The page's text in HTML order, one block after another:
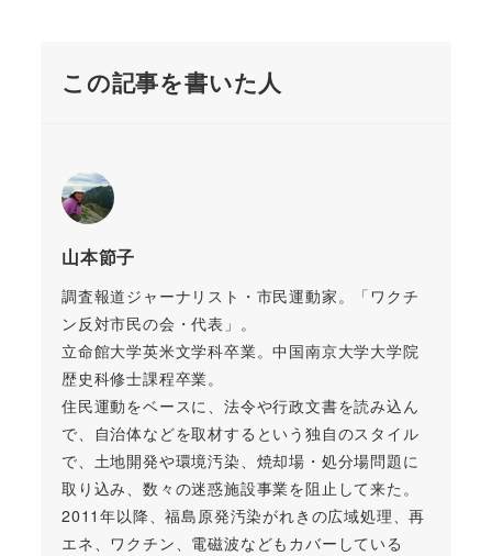
この記事を書いた人
山本節子
調査報道ジャーナリスト・市民運動家。「ワクチ
ン反対市民の会・代表」。
立命館大学英米文学科卒業。中国南京大学大学院
歴史科修士課程卒業。
住民運動をベースに、法令や行政文書を読み込ん
で、自治体などを取材するという独自のスタイル
で、土地開発や環境汚染、焼却場・処分場問題に
取り込み、数々の迷惑施設事業を阻止して来た。
2011年以降、福島原発汚染がれきの広域処理、再
エネ、ワクチン、電磁波などもカバーしている